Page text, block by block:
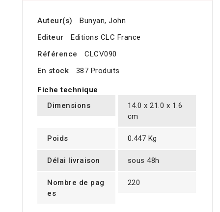
Auteur(s)
Bunyan, John
Editeur
Editions CLC France
Référence
CLCV090
En stock
387 Produits
Fiche technique
Dimensions
14.0 x 21.0 x 1.6
cm
Poids 0.447 Kg
Délai livraison sous 48h
Nombre de pag
es
220